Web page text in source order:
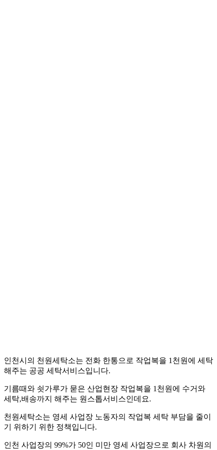
인천시의 천원세탁소는 전화 한통으로 작업복을 1천원에 세탁
해주는 공공 세탁서비스입니다.
기름때와 쇳가루가 묻은 산업현장 작업복을 1천원에 수거와
세탁,배송까지 해주는 원스톱서비스인데요.
천원세탁소는 영세 사업장 노동자의 작업복 세탁 부담을 줄이
기 위하기 위한 정책입니다.
인천 사업장의 99%가 50인 미만 영세 사업장으로 회사 차원의